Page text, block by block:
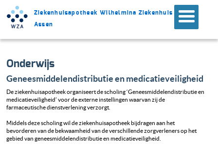
Ziekenhuisapotheek Wilhelmina Ziekenhuis
Assen
Onderwijs
Geneesmiddelendistributie en medicatieveiligheid
De ziekenhuisapotheek organiseert de scholing ‘Geneesmiddelendistributie en
medicatieveiligheid’ voor de externe instellingen waarvan zij de
farmaceutische dienstverlening verzorgt.
Middels deze scholing wil de ziekenhuisapotheek bijdragen aan het
bevorderen van de bekwaamheid van de verschillende zorgverleners op het
gebied van geneesmiddelendistributie en medicatieveiligheid.